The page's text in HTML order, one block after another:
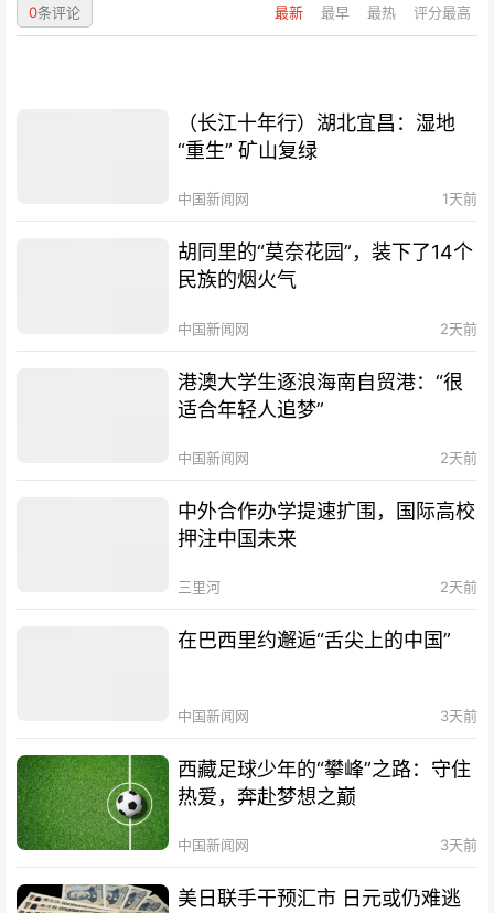
最新 最早 最热 评分最高
0条评论
（长江十年行）湖北宜昌：湿地
“重生” 矿山复绿
中国新闻网 1天前
胡同里的“莫奈花园”，装下了14个
民族的烟火气
中国新闻网 2天前
港澳大学生逐浪海南自贸港：“很
适合年轻人追梦”
中国新闻网 2天前
中外合作办学提速扩围，国际高校
押注中国未来
三里河 2天前
在巴西里约邂逅“舌尖上的中国”
中国新闻网 3天前
西藏足球少年的“攀峰”之路：守住
热爱，奔赴梦想之巅
中国新闻网 3天前
美日联手干预汇市 日元或仍难逃